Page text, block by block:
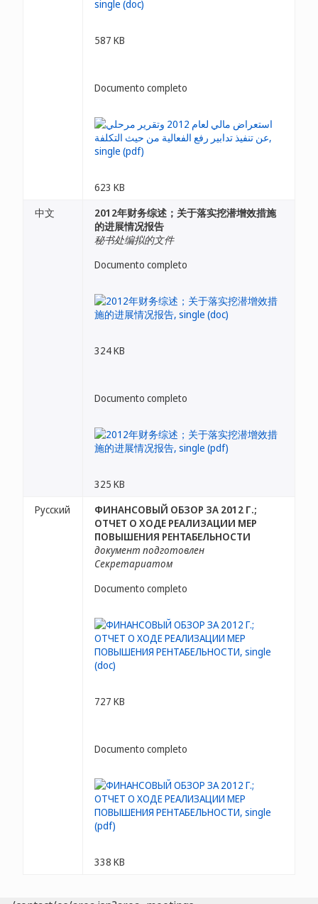
587 KB
Documento completo
623 KB
中文
2012年财务综述；关于落实挖潜增效措施
的进展情况报告
秘书处编拟的文件
Documento completo
324 KB
Documento completo
325 KB
Русский
ФИНАНСОВЫЙ ОБЗОР ЗА 2012 Г.;
ОТЧЕТ О ХОДЕ РЕАЛИЗАЦИИ МЕР
ПОВЫШЕНИЯ РЕНТАБЕЛЬНОСТИ
документ подготовлен
Секретариатом
Documento completo
727 KB
Documento completo
338 KB